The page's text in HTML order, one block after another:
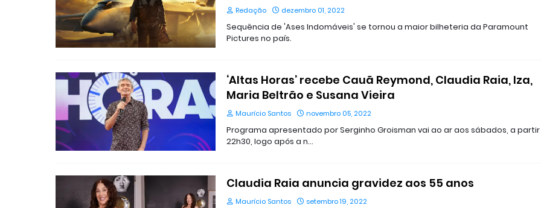
Redação dezembro 01, 2022
Sequência de 'Ases Indomáveis' se tornou a maior bilheteria da Paramount
Pictures no país.
‘Altas Horas’ recebe Cauã Reymond, Claudia Raia, Iza,
Maria Beltrão e Susana Vieira
Maurício Santos novembro 05, 2022
Programa apresentado por Serginho Groisman vai ao ar aos sábados, a
22h30, logo após a n…
Claudia Raia anuncia gravidez aos 55 anos
Maurício Santos setembro 19, 2022